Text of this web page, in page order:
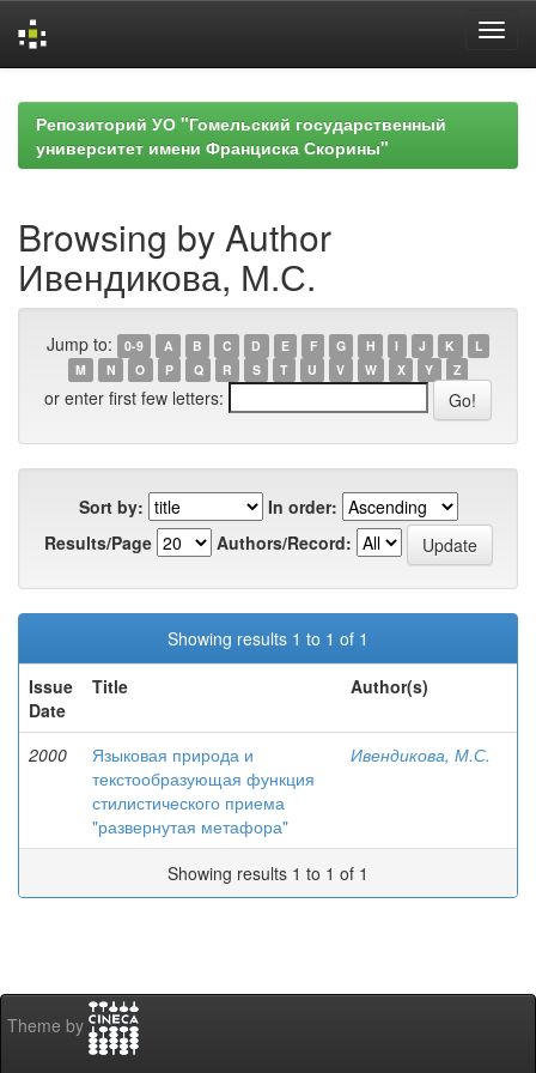
navigationРепозиторий УО "Гомельский государственный
университет имени Франциска Скорины"
Browsing by Author
Ивендикова, М.С.
Jump to: 0-9 A B C D E F G H I J K
L
M
N O P Q R S T U V W X Y Z
or enter first few letters:
Sort by:
In order:
Results/Page
Authors/Record:
Showing results 1 to 1 of 1
Issue
Date
Title Author(s)
2000
Языковая природа и
текстообразующая функция
стилистического приема
"развернутая метафора"
Ивендикова, М.С.
Showing results 1 to 1 of 1
Theme by